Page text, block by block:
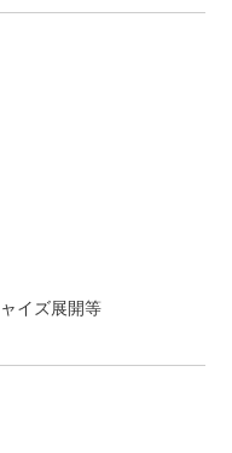
イズ展開等